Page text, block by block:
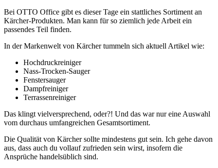
Bei OTTO Office gibt es dieser Tage ein stattliches Sortiment an
Kärcher-Produkten. Man kann für so ziemlich jede Arbeit ein
passendes Teil finden.
In der Markenwelt von Kärcher tummeln sich aktuell Artikel wie:
Hochdruckreiniger
Nass-Trocken-Sauger
Fenstersauger
Dampfreiniger
Terrassenreiniger
Das klingt vielversprechend, oder?! Und das war nur eine Auswahl
vom durchaus umfangreichen Gesamtsortiment.
Die Qualität von Kärcher sollte mindestens gut sein. Ich gehe davon
aus, dass auch du vollauf zufrieden sein wirst, insofern die
Ansprüche handelsüblich sind.